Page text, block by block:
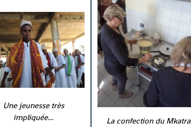
Une jeunesse très
impliquée...
La confection du Mkatra